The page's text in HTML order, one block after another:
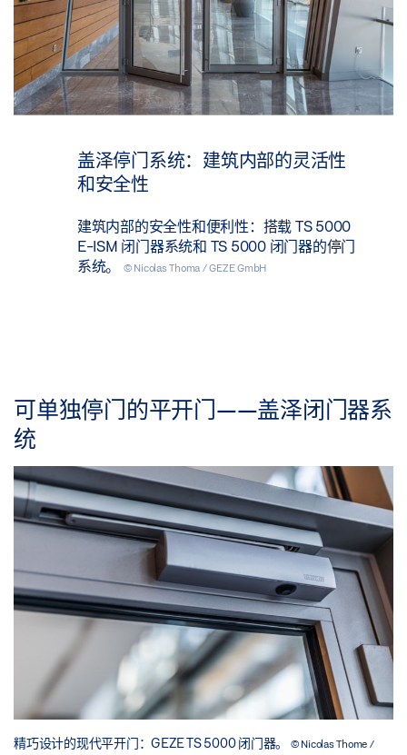
盖泽停门系统：建筑内部的灵活性
和安全性
建筑内部的安全性和便利性：搭载 TS 5000
E-ISM 闭门器系统和 TS 5000 闭门器的停门
系统。
© Nicolas Thoma / GEZE GmbH
可单独停门的平开门——盖泽闭门器系
统
精巧设计的现代平开门：GEZE TS 5000 闭门器。
© Nicolas Thome /